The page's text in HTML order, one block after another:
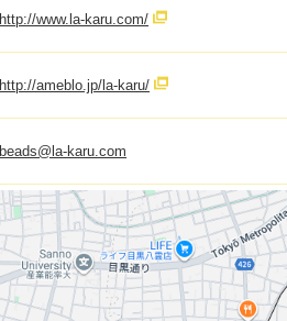
http://www.la-karu.com/
http://ameblo.jp/la-karu/
beads@la-karu.com